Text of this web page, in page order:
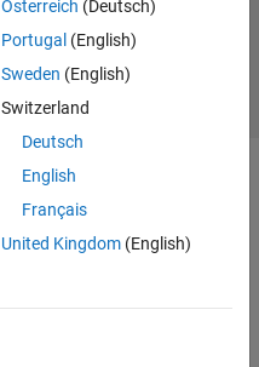
Österreich (Deutsch)
Portugal (English)
Sweden (English)
Switzerland
Deutsch
English
Français
United Kingdom(English)